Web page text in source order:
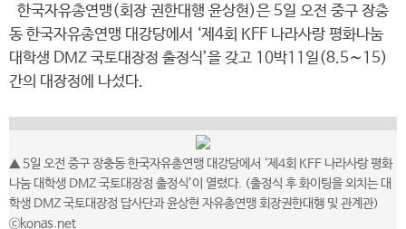
한국자유총연맹(회장 권한대행 윤상현)은 5일 오전 중구 장충
동 한국자유총연맹 대강당에서 ‘제4회 KFF 나라사랑 평화나눔
대학생 DMZ 국토대장정 출정식’을 갖고 10박11일(8.5∼15)
간의 대장정에 나섰다.
▲ 5일 오전 중구 장충동 한국자유총연맹 대강당에서 ‘제4회 KFF 나라사랑 평화
나눔 대학생 DMZ 국토대장정 출정식’이 열렸다. (출정식 후 화이팅을 외치는 대
학생 DMZ 국토대장정 답사단과 윤상현 자유총연맹 회장권한대행 및 관계관)
ⓒkonas.net